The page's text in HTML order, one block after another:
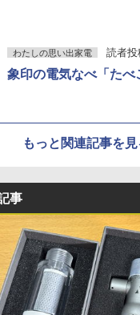
わたしの思い出家電 読者投
象印の電気なべ「たべ
もっと関連記事を見
事